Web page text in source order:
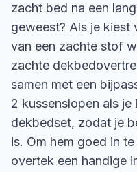
zacht bed na een
geweest? Als je kiest
van een zachte stof
zachte
samen met een
2 kussenslopen als
dekbedset, zodat je
is. Om hem goed in
overtek een handige